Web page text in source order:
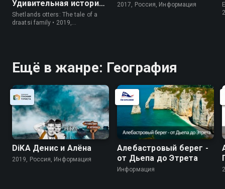
Удивительная история
одной семьи
Shetlands otters: The tale of a
draatsi family • 2019,
2017, Россия, Информация
Ещё в жанре: География
DiKA Денис и Алёна
2019, Россия, Информация
Алебастровый берег -
от Дьепа до Этрета
Информация